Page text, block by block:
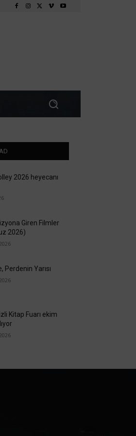
2026 heyecanı
Giren Filmler
2026)
Perdenin Yarısı
Kitap Fuarı ekim